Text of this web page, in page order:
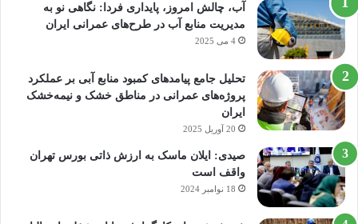
آب، چالش امروز، پایداری فردا: نگاهی نو به
مدیریت منابع آب در طرح‌های عمرانی ایران
4 می 2025
تحلیل جامع پیامدهای کمبود منابع آبی بر عملکرد
پروژه‌های عمرانی در مناطق خشک و نیمه‌خشک
ایران
20 آوریل 2025
صیدی: ایلان ماسک به ارزش ذاتی بورس تهران
واقف است
18 نوامبر 2024